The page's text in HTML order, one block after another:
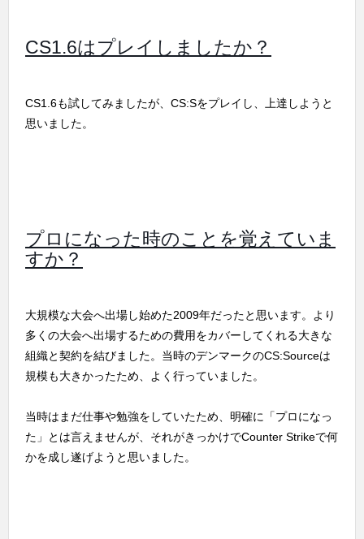
CS1.6はプレイしましたか？
CS1.6も試してみましたが、CS:Sをプレイし、上達しようと
思いました。
プロになった時のことを覚えていま
すか？
大規模な大会へ出場し始めた2009年だったと思います。より
多くの大会へ出場するための費用をカバーしてくれる大きな
組織と契約を結びました。当時のデンマークのCS:Sourceは
規模も大きかったため、よく行っていました。
当時はまだ仕事や勉強をしていたため、明確に「プロになっ
た」とは言えませんが、それがきっかけでCounter Strikeで何
かを成し遂げようと思いました。